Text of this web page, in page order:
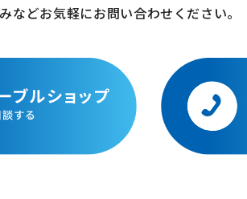
どお気軽にお問い合わせください。